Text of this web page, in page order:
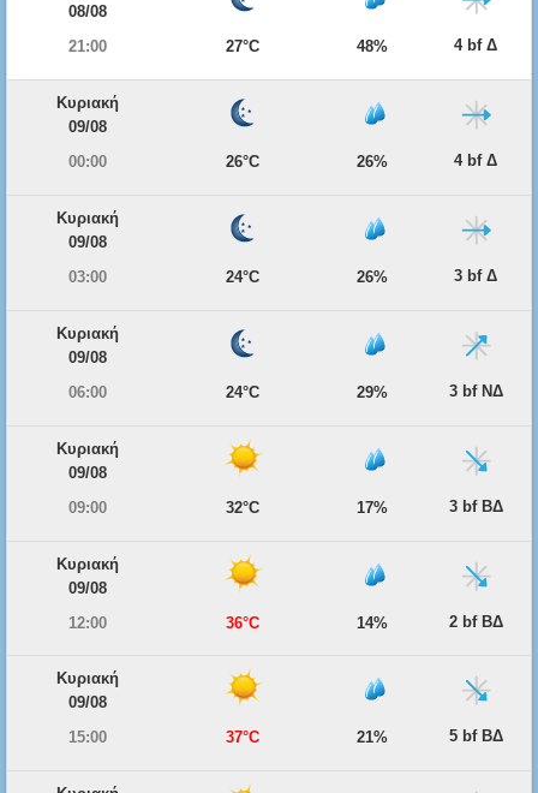
08/08
21:00
27°C 48% 4 bf Δ
Κυριακή
09/08
00:00
26°C 26% 4 bf Δ
Κυριακή
09/08
03:00
24°C 26% 3 bf Δ
Κυριακή
09/08
06:00
24°C 29% 3 bf ΝΔ
Κυριακή
09/08
09:00
32°C 17% 3 bf ΒΔ
Κυριακή
09/08
12:00
36°C 14% 2 bf ΒΔ
Κυριακή
09/08
15:00
37°C 21% 5 bf ΒΔ